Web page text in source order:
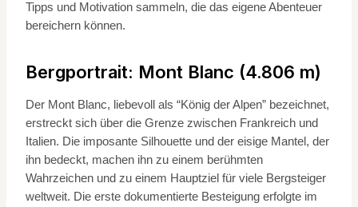
Tipps und Motivation sammeln, die das eigene Abenteuer
bereichern können.
Bergportrait: Mont Blanc (4.806 m)
Der Mont Blanc, liebevoll als “König der Alpen” bezeichnet,
erstreckt sich über die Grenze zwischen Frankreich und
Italien. Die imposante Silhouette und der eisige Mantel, der
ihn bedeckt, machen ihn zu einem berühmten
Wahrzeichen und zu einem Hauptziel für viele Bergsteiger
weltweit. Die erste dokumentierte Besteigung erfolgte im